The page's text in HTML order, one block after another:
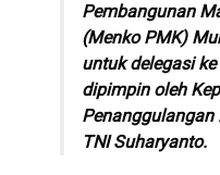
Pembangunan
(Menko PMK)
untuk delegasi
dipimpin oleh
Penanggulangan
TNI Suharyanto.